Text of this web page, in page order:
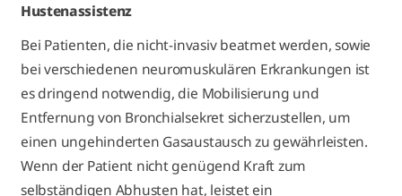
Hustenassistenz
Bei Patienten, die nicht-invasiv beatmet werden, sowie
bei verschiedenen neuromuskulären Erkrankungen ist
es dringend notwendig, die Mobilisierung und
Entfernung von Bronchialsekret sicherzustellen, um
einen ungehinderten Gasaustausch zu gewährleisten.
Wenn der Patient nicht genügend Kraft zum
selbständigen Abhusten hat, leistet ein